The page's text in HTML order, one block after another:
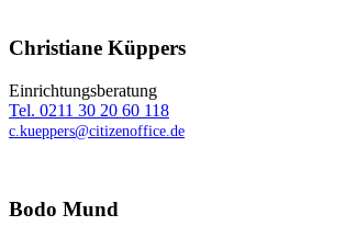
Christiane Küppers
Einrichtungsberatung
Tel. 0211 30 20 60 118
c.kueppers@citizenoffice.de
Bodo Mund